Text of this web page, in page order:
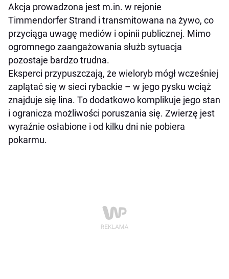
Akcja prowadzona jest m.in. w rejonie
Timmendorfer Strand i transmitowana na żywo, co
przyciąga uwagę mediów i opinii publicznej. Mimo
ogromnego zaangażowania służb sytuacja
pozostaje bardzo trudna.
Eksperci przypuszczają, że wieloryb mógł wcześniej
zaplątać się w sieci rybackie – w jego pysku wciąż
znajduje się lina. To dodatkowo komplikuje jego stan
i ogranicza możliwości poruszania się. Zwierzę jest
wyraźnie osłabione i od kilku dni nie pobiera
pokarmu.